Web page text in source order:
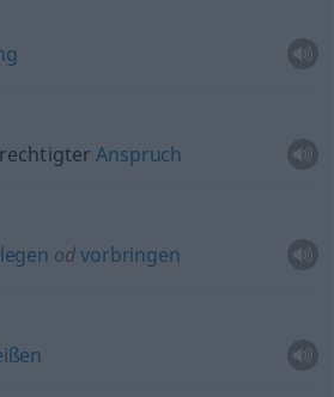
Anspruch
odvorbringen